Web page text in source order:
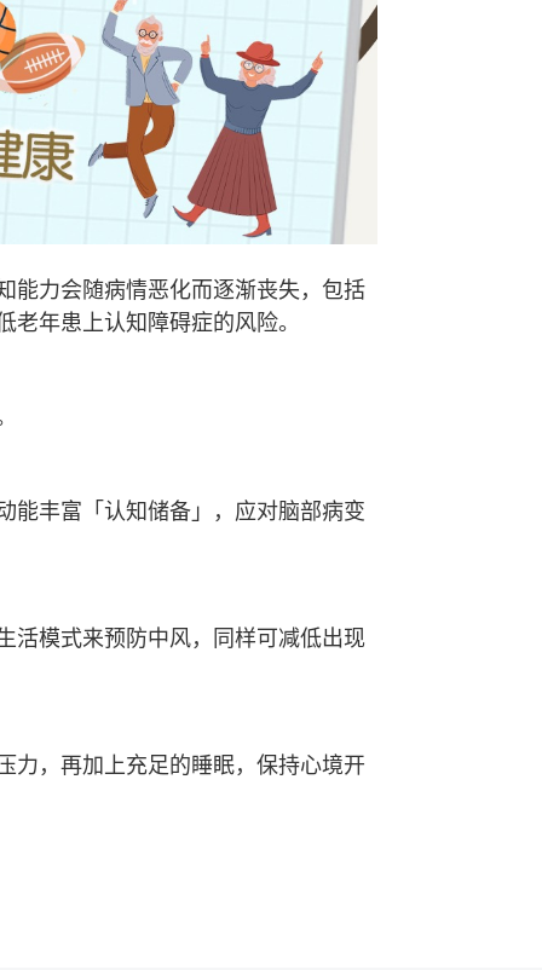
能力会随病情恶化而逐渐丧失，包括
年患上认知障碍症的风险。
能丰富「认知储备」，应对脑部病变
活模式来预防中风，同样可减低出现
力，再加上充足的睡眠，保持心境开